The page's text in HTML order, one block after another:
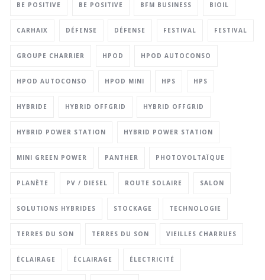
BE POSITIVE BE POSITIVE BFM BUSINESS BIOIL
CARHAIX DÉFENSE DÉFENSE FESTIVAL FESTIVAL
GROUPE CHARRIER HPOD HPOD AUTOCONSO
HPOD AUTOCONSO HPOD MINI HPS HPS
HYBRIDE HYBRID OFFGRID HYBRID OFFGRID
HYBRID POWER STATION HYBRID POWER STATION
MINI GREEN POWER PANTHER PHOTOVOLTAÏQUE
PLANÈTE PV / DIESEL ROUTE SOLAIRE SALON
SOLUTIONS HYBRIDES STOCKAGE TECHNOLOGIE
TERRES DU SON TERRES DU SON VIEILLES CHARRUES
ÉCLAIRAGE ÉCLAIRAGE ÉLECTRICITÉ